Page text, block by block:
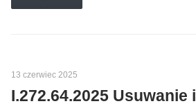
13 czerwiec 2025
I.272.64.2025 Usuwanie i